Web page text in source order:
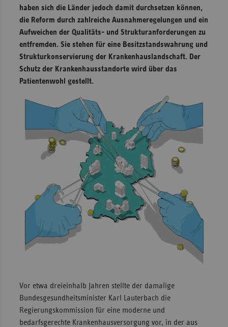
haben sich die Länder jedoch damit durchsetzen können,
die Reform durch zahlreiche Ausnahmeregelungen und ein
Aufweichen der Qualitäts- und Strukturanforderungen zu
entfremden. Sie stehen für eine Besitzstandswahrung und
Strukturkonservierung der Krankenhauslandschaft. Der
Schutz der Krankenhausstandorte wird über das
Patientenwohl gestellt.
Vor etwa dreieinhalb Jahren stellte der damalige
Bundesgesundheitsminister Karl Lauterbach die
Regierungskommission für eine moderne und
bedarfsgerechte Krankenhausversorgung vor, in der aus